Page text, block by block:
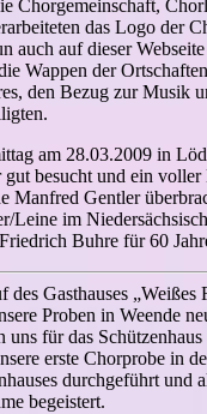
Chorgemeinschaft,
das Logo der
auch auf dieser
Wappen der
den Bezug zur Musik
am 28.03.2009 in
gut besucht und ein
Manfred Gentler
Leine im
Buhre für 60
des Gasthauses „Weißes
Proben in Weende
uns für das
erste Chorprobe in
durchgeführt und
begeistert.